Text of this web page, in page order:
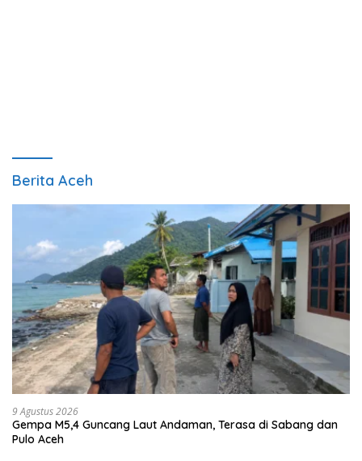
Berita Aceh
9 Agustus 2026
Gempa M5,4 Guncang Laut Andaman, Terasa di Sabang dan
Pulo Aceh